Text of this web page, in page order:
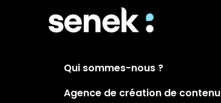
Qui sommes-nous ?
Agence de création de contenu